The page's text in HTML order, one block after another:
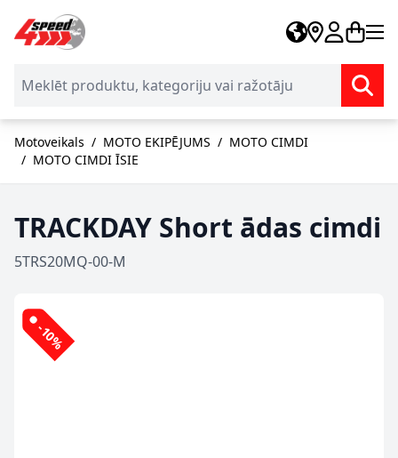
Skip to Content
Motoveikals / MOTO EKIPĒJUMS / MOTO CIMDI
/ MOTO CIMDI ĪSIE
TRACKDAY Short ādas cimdi
5TRS20MQ-00-M
-10%